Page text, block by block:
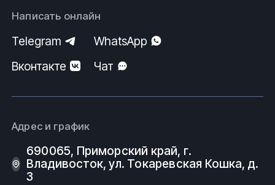
Написать онлайн
Telegram
WhatsApp
Вконтакте
Чат
Адрес и график
690065, Приморский край, г.
Владивосток, ул. Токаревская Кошка, д.
3